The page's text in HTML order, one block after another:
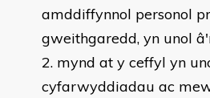
amddiffynnol personol
gweithgaredd, yn unol
mynd at y ceffyl yn
cyfarwyddiadau ac